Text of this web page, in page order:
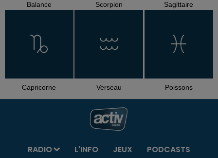
Balance Scorpion Sagittaire
Capricorne Verseau Poissons
RADIO L'INFO JEUX
PODCASTS